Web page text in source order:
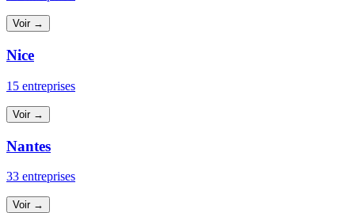
Voir →
Nice
15 entreprises
Voir →
Nantes
33 entreprises
Voir →